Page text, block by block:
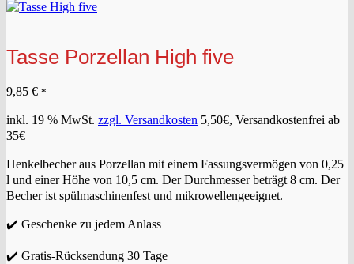
Tasse Porzellan High five
9,85 € *
inkl. 19 % MwSt. zzgl. Versandkosten 5,50€, Versandkostenfrei ab
35€
Henkelbecher aus Porzellan mit einem Fassungsvermögen von 0,25
l und einer Höhe von 10,5 cm. Der Durchmesser beträgt 8 cm. Der
Becher ist spülmaschinenfest und mikrowellengeeignet.
✔️ Geschenke zu jedem Anlass
✔️ Gratis-Rücksendung 30 Tage